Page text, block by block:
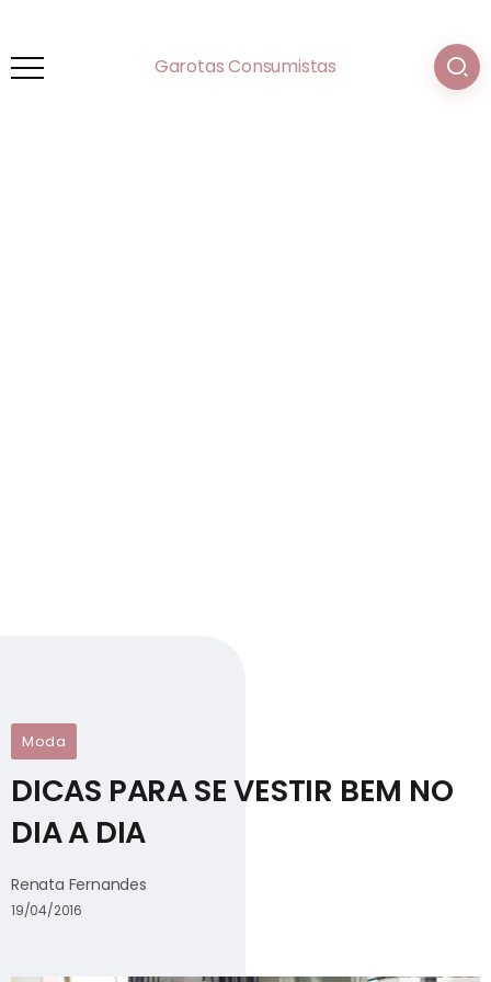
Garotas Consumistas
Moda
DICAS PARA SE VESTIR BEM NO
DIA A DIA
Renata Fernandes
19/04/2016